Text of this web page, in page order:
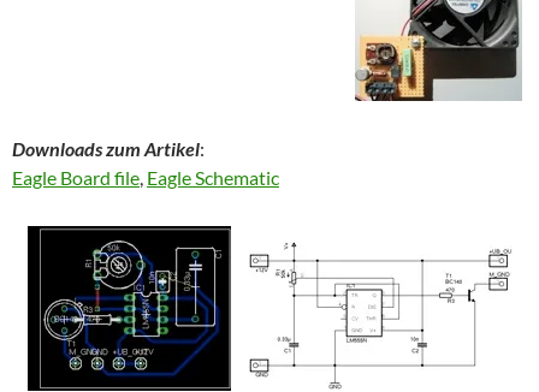
Downloads zum Artikel:
Eagle Board file, Eagle Schematic